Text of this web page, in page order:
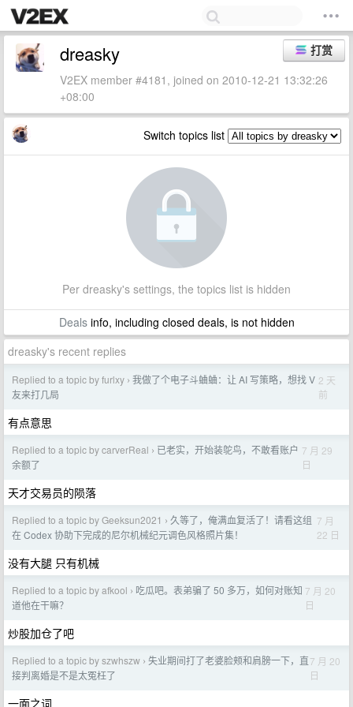
打赏
dreasky
V2EX member #4181, joined on 2010-12-21 13:32:26
+08:00
Switch topics list
Per dreasky's settings, the topics list is hidden
Dealsinfo, including closed deals, is not hidden
dreasky's recent replies
Replied to a topic by furlxy › 我做了个电子斗蛐蛐：让 AI 写策略，想找 V
友来打几局
2 天
前
有点意思
Replied to a topic by carverReal › 已老实，开始装鸵鸟，不敢看账户
余额了
7 月 29
日
天才交易员的陨落
Replied to a topic by Geeksun2021 › 久等了，俺满血复活了！请看这组
在 Codex 协助下完成的尼尔机械纪元调色风格照片集！
7 月
22 日
没有大腿 只有机械
Replied to a topic by afkool › 吃瓜吧。表弟骗了 50 多万，如何对账知
道他在干嘛？
7 月 20
日
炒股加仓了吧
Replied to a topic by szwhszw › 失业期间打了老婆脸颊和肩膀一下，直
接判离婚是不是太冤枉了
7 月 20
日
一面之词